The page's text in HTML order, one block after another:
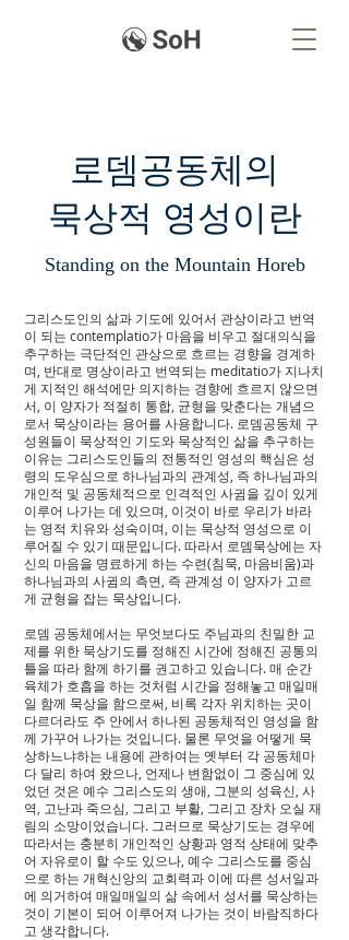
로뎀공동체의
​묵상적 영성이란
Standing on the Mountain Horeb
그리스도인의 삶과 기도에 있어서 관상이라고 번역
이 되는 contemplatio가 마음을 비우고 절대의식을
추구하는 극단적인 관상으로 흐르는 경향을 경계하
며, 반대로 명상이라고 번역되는 meditatio가 지나치
게 지적인 해석에만 의지하는 경향에 흐르지 않으면
서, 이 양자가 적절히 통합, 균형을 맞춘다는 개념으
로서 묵상이라는 용어를 사용합니다. 로뎀공동체 구
성원들이 묵상적인 기도와 묵상적인 삶을 추구하는
이유는 그리스도인들의 전통적인 영성의 핵심은 성
령의 도우심으로 하나님과의 관계성, 즉 하나님과의
개인적 및 공동체적으로 인격적인 사귐을 깊이 있게
이루어 나가는 데 있으며, 이것이 바로 우리가 바라
는 영적 치유와 성숙이며, 이는 묵상적 영성으로 이
루어질 수 있기 때문입니다. 따라서 로뎀묵상에는 자
신의 마음을 명료하게 하는 수련(침묵, 마음비움)과
하나님과의 사귐의 측면, 즉 관계성 이 양자가 고르
게 균형을 잡는 묵상입니다.
로뎀 공동체에서는 무엇보다도 주님과의 친밀한 교
제를 위한 묵상기도를 정해진 시간에 정해진 공통의
틀을 따라 함께 하기를 권고하고 있습니다. 매 순간
육체가 호흡을 하는 것처럼 시간을 정해놓고 매일매
일 함께 묵상을 함으로써, 비록 각자 위치하는 곳이
다르더라도 주 안에서 하나된 공동체적인 영성을 함
께 가꾸어 나가는 것입니다. 물론 무엇을 어떻게 묵
상하느냐하는 내용에 관하여는 옛부터 각 공동체마
다 달리 하여 왔으나, 언제나 변함없이 그 중심에 있
었던 것은 예수 그리스도의 생애, 그분의 성육신, 사
역, 고난과 죽으심, 그리고 부활, 그리고 장차 오실 재
림의 소망이었습니다. 그러므로 묵상기도는 경우에
따라서는 충분히 개인적인 상황과 영적 상태에 맞추
어 자유로이 할 수도 있으나, 예수 그리스도를 중심
으로 하는 개혁신앙의 교회력과 이에 따른 성서일과
에 의거하여 매일매일의 삶 속에서 성서를 묵상하는
것이 기본이 되어 이루어져 나가는 것이 바람직하다
고 생각합니다.